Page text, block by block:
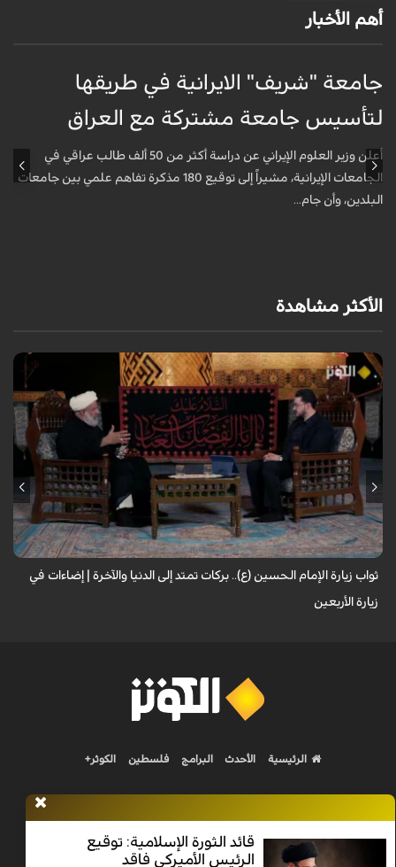
أهم الأخبار
جامعة "شريف" الايرانية في طريقها
لتأسيس جامعة مشتركة مع العراق
أعلن وزير العلوم الإيراني عن دراسة أكثر من 50 ألف طالب عراقي في
الجامعات الإيرانية، مشيراً إلى توقيع 180 مذكرة تفاهم علمي بين جامعات
البلدين، وأن جام...
الأكثر مشاهدة
لا تقتصر زيارة الإمام الحسين (عليه السلام) على أداء شعيرةٍ إيمانية، بل تحمل
في طياتها ثوابًا عظيمًا وآثارًا مباركة تنعكس على حياة الزائر. فما هي النعم...
ثواب زيارة الإمام الحسين (ع).. بركات تمتد إلى الدنيا والآخرة | إضاءات في
زيارة الأربعين
قائد الثورة الإسلامية: توقيع
الرئيس الأميركي فاقد
الرئيسية الأحدث البرامج فلسطين الكوثر+